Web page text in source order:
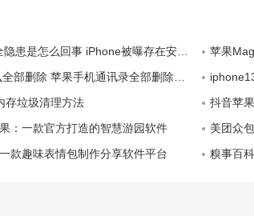
是怎么回事 iPhone被曝存在安全隐患消息
苹果
删除 苹果手机通讯录全部删除的教程
存垃圾清理方法
抖音苹果
：一款官方打造的智慧游园软件
美团众包
款趣味表情包制作分享软件平台
糗事百